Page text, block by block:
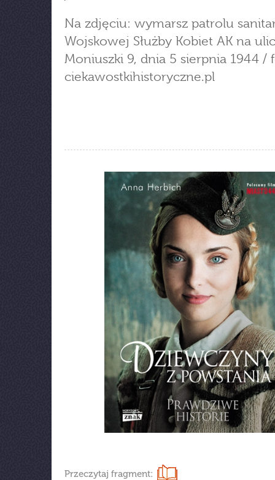
Na zdjęciu: wymarsz patrolu
Wojskowej Służby Kobiet AK na
Moniuszki 9, dnia 5 sierpnia 1944 /
ciekawostkihistoryczne.pl
Przeczytaj fragment: